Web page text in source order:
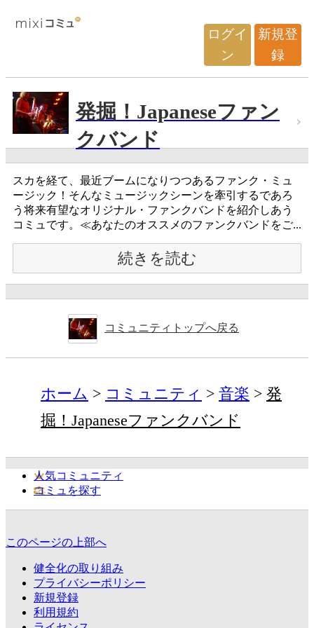
ログイ
ン
新規登
録
発掘！Japaneseファン
クバンド
スカを経て、最近ブームになりつつあるファンク・ミュ
ージック！そんなミュージックシーンを牽引するであろ
う将来有望なオリジナル・ファンクバンドを紹介しあう
コミュです。≪あなたのオススメのファンクバンドをご...
続きを読む
コミュニティトップへ戻る
ホーム コミュニティ 音楽
発
掘！Japaneseファンクバンド
人気コミュニティ
コミュを探す
このページの上部へ
健全化の取り組み
プライバシーポリシー
新規登録
利用規約